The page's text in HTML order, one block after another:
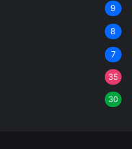
9
8
7
35
30